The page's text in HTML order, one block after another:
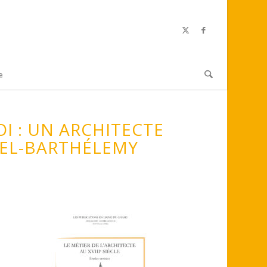
: UN ARCHITECTE
BARTHÉLEMY